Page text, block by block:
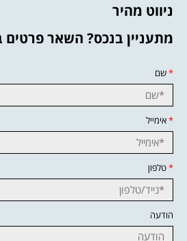
ניווט מהיר
מתעניין בנכס? השאר
*שם
*אימייל
*טלפון
הודעה